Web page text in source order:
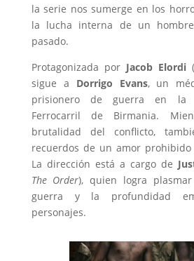
la serie nos sumerge en los
la lucha interna de un
pasado.
Protagonizada por Jacob Elordi
sigue a Dorrigo Evans, un
prisionero de guerra en la
Ferrocarril de Birmania.
brutalidad del conflicto,
recuerdos de un amor
La dirección está a cargo de
The Order), quien logra
guerra y la profundidad
personajes.